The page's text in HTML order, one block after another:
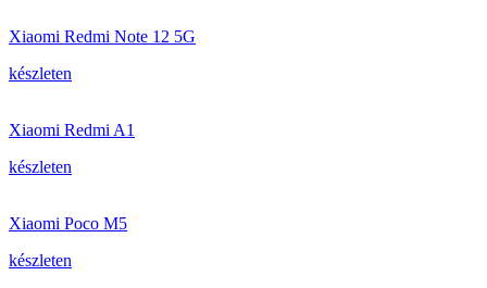
Xiaomi Redmi Note 12 5G
készleten
Xiaomi Redmi A1
készleten
Xiaomi Poco M5
készleten